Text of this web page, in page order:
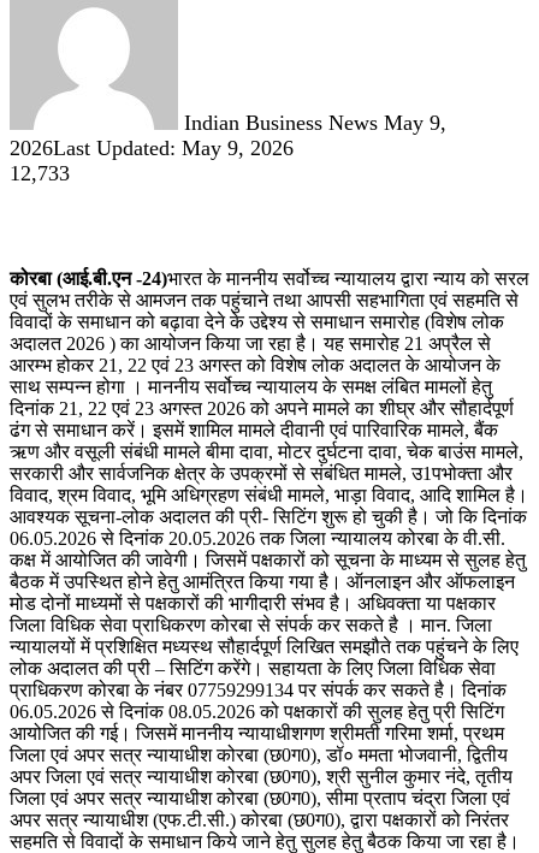
Indian Business News May 9,
2026Last Updated: May 9, 2026
12,733
कोरबा (आई.बी.एन -24)भारत के माननीय सर्वोच्च न्यायालय द्वारा न्याय को सरल
एवं सुलभ तरीके से आमजन तक पहुंचाने तथा आपसी सहभागिता एवं सहमति से
विवादों के समाधान को बढ़ावा देने के उद्देश्य से समाधान समारोह (विशेष लोक
अदालत 2026 ) का आयोजन किया जा रहा है। यह समारोह 21 अप्रैल से
आरम्भ होकर 21, 22 एवं 23 अगस्त को विशेष लोक अदालत के आयोजन के
साथ सम्पन्न होगा । माननीय सर्वोच्च न्यायालय के समक्ष लंबित मामलों हेतु
दिनांक 21, 22 एवं 23 अगस्त 2026 को अपने मामले का शीघ्र और सौहार्दपूर्ण
ढंग से समाधान करें। इसमें शामिल मामले दीवानी एवं पारिवारिक मामले, बैंक
ऋण और वसूली संबंधी मामले बीमा दावा, मोटर दुर्घटना दावा, चेक बाउंस मामले,
सरकारी और सार्वजनिक क्षेत्र के उपक्रमों से संबंधित मामले, उ1पभोक्ता और
विवाद, श्रम विवाद, भूमि अधिग्रहण संबंधी मामले, भाड़ा विवाद, आदि शामिल है।
आवश्यक सूचना-लोक अदालत की प्री- सिटिंग शुरू हो चुकी है। जो कि दिनांक
06.05.2026 से दिनांक 20.05.2026 तक जिला न्यायालय कोरबा के वी.सी.
कक्ष में आयोजित की जावेगी। जिसमें पक्षकारों को सूचना के माध्यम से सुलह हेतु
बैठक में उपस्थित होने हेतु आमंत्रित किया गया है। ऑनलाइन और ऑफलाइन
मोड दोनों माध्यमों से पक्षकारों की भागीदारी संभव है। अधिवक्ता या पक्षकार
जिला विधिक सेवा प्राधिकरण कोरबा से संपर्क कर सकते है । मान. जिला
न्यायालयों में प्रशिक्षित मध्यस्थ सौहार्दपूर्ण लिखित समझौते तक पहुंचने के लिए
लोक अदालत की प्री – सिटिंग करेंगे। सहायता के लिए जिला विधिक सेवा
प्राधिकरण कोरबा के नंबर 07759299134 पर संपर्क कर सकते है। दिनांक
06.05.2026 से दिनांक 08.05.2026 को पक्षकारों की सुलह हेतु प्री सिटिंग
आयोजित की गई। जिसमें माननीय न्यायाधीशगण श्रीमती गरिमा शर्मा, प्रथम
जिला एवं अपर सत्र न्यायाधीश कोरबा (छ0ग0), डॉ० ममता भोजवानी, द्वितीय
अपर जिला एवं सत्र न्यायाधीश कोरबा (छ0ग0), श्री सुनील कुमार नंदे, तृतीय
जिला एवं अपर सत्र न्यायाधीश कोरबा (छ0ग0), सीमा प्रताप चंद्रा जिला एवं
अपर सत्र न्यायाधीश (एफ.टी.सी.) कोरबा (छ0ग0), द्वारा पक्षकारों को निरंतर
सहमति से विवादों के समाधान किये जाने हेतु सुलह हेतु बैठक किया जा रहा है।